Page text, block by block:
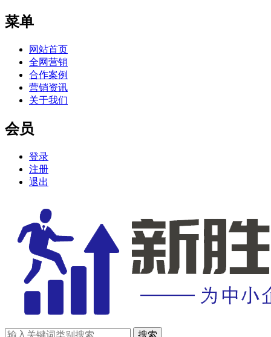
菜单
网站首页
全网营销
合作案例
营销资讯
关于我们
会员
登录
注册
退出